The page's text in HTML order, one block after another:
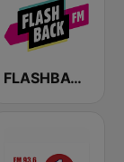
FLASHBACK FM